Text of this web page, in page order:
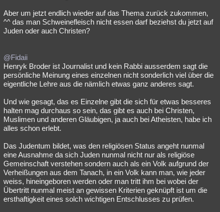
Aber um jetzt endlich wieder auf das Thema zurück zukommen,
^^ das man Schweinefleisch nicht essen darf beziehst du jetzt auf
Juden oder auch Christen?
@Fidaii
Henryk Broder ist Journalist und kein Rabbi ausserdem sagt die
persönliche Meinung eines einzelnen nicht sonderlich viel über die
eigentliche Lehre aus die nämlich etwas ganz anderes sagt.
Und wie gesagt, das es Einzelne gibt die sich für etwas besseres
halten mag durchaus so sein, das gibt es auch bei Christen,
Muslimen und anderen Gläubigen, ja auch bei Atheisten, habe ich
alles schon erlebt.
Das Judentum bildet, was den religiösen Status angeht nunmal
eine Ausnahme da sich Juden nunmal nicht nur als religiöse
Gemeinschaft verstehen sondern auch als ein Volk aufgrund der
Verheißungen aus dem Tanach, in ein Volk kann man, wie jeder
weiss, hineingeboren werden oder man tritt ihm bei wobei der
Übertritt nunmal meist an gewissen Kriterien geknüpft ist um die
ersthaftigkeit eines solch wichtigen Entschlusses zu prüfen.